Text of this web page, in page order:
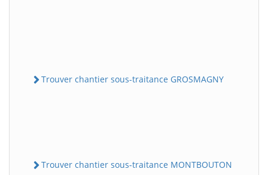
Trouver chantier sous-traitance GROSMAGNY
Trouver chantier sous-traitance MONTBOUTON